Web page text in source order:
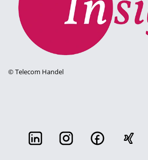
©Telecom Handel